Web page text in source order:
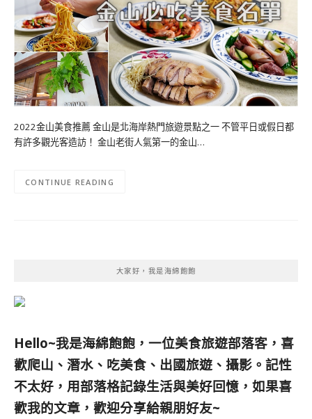
2022金山美食推薦 金山是北海岸熱門旅遊景點之一 不管平日或假日都
有許多觀光客造訪！ 金山老街人氣第一的金山…
CONTINUE READING
大家好，我是海綿飽飽
Hello~我是海綿飽飽，一位美食旅遊部落客， 喜
歡爬山、潛水、吃美食、出國旅遊、攝影。 記性
不太好，用部落格記錄生活與美好回憶， 如果喜
歡我的文章，歡迎分享給親朋好友~